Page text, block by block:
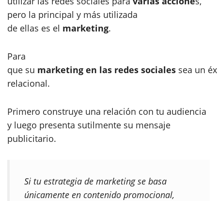
pero la principal y más utilizada
de ellas es el marketing.
Para
que su marketing en las redes sociales sea un
relacional.
Primero construye una relación con tu audiencia
y luego presenta sutilmente su mensaje
publicitario.
Si tu estrategia de marketing se basa
únicamente en contenido promocional,